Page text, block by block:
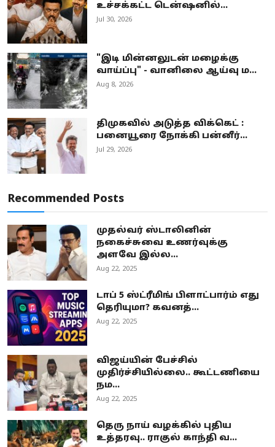
உச்சக்கட்ட டென்ஷனில்...
Jul 30, 2026
"இடி மின்னலுடன் மழைக்கு
வாய்ப்பு" - வானிலை ஆய்வு ம...
Aug 8, 2026
திமுகவில் அடுத்த விக்கெட் :
பனையூரை நோக்கி பன்னீர்...
Jul 29, 2026
Recommended Posts
முதல்வர் ஸ்டாலினின்
நகைச்சுவை உணர்வுக்கு
அளவே இல்ல...
Aug 22, 2025
டாப் 5 ஸ்ட்ரீமிங் பிளாட்பார்ம் எது
தெரியுமா? கவனத்...
Aug 22, 2025
விஜய்யின் பேச்சில்
முதிர்ச்சியில்லை.. கூட்டணியை
நம...
Aug 22, 2025
தெரு நாய் வழக்கில் புதிய
உத்தரவு.. ராகுல் காந்தி வ...